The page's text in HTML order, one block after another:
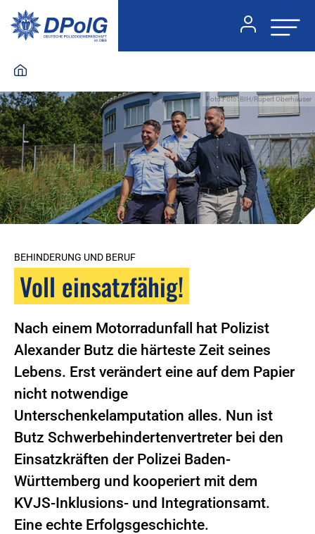
Foto:Foto: BIH/Rupert Oberhäuser
BEHINDERUNG UND BERUF
Voll einsatzfähig!
Nach einem Motorradunfall hat Polizist
Alexander Butz die härteste Zeit seines
Lebens. Erst verändert eine auf dem Papier
nicht notwendige
Unterschenkelamputation alles. Nun ist
Butz Schwerbehindertenvertreter bei den
Einsatzkräften der Polizei Baden-
Württemberg und kooperiert mit dem
KVJS-Inklusions- und Integrationsamt.
Eine echte Erfolgsgeschichte.